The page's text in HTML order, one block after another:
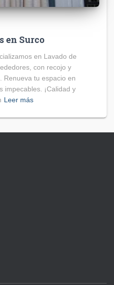
en Surco
en Lavado de
con recojo y
Renueva tu espacio en
impecables. ¡Calidad y
Leer más